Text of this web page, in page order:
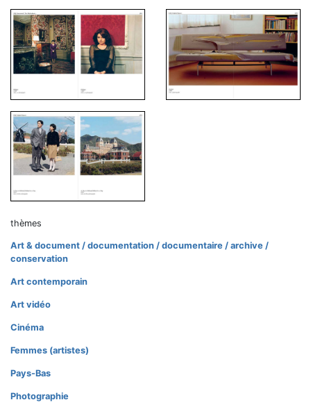
thèmes
Art & document / documentation / documentaire / archive /
conservation
Art contemporain
Art vidéo
Cinéma
Femmes (artistes)
Pays-Bas
Photographie